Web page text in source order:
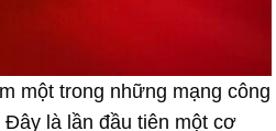
một trong những mạng công
là lần đầu tiên một cơ